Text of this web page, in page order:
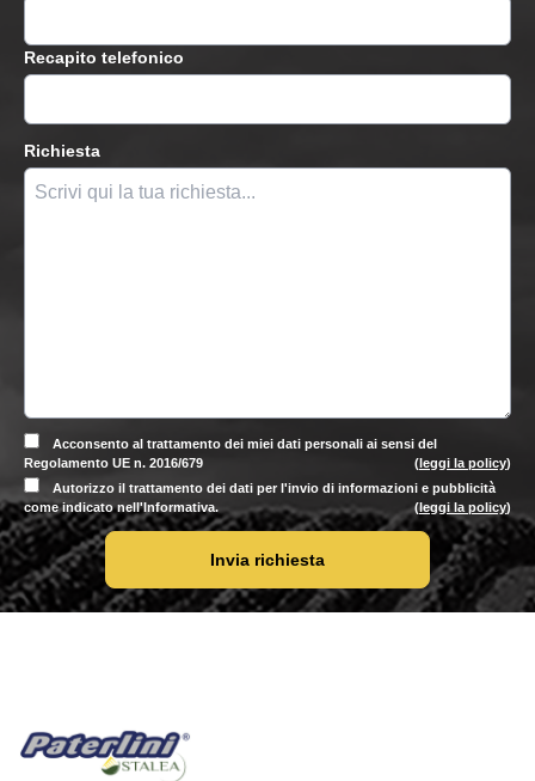
Recapito telefonico
Richiesta
Acconsento al trattamento dei miei dati personali ai sensi del
Regolamento UE n. 2016/679
(leggi la policy)
Autorizzo il trattamento dei dati per l'invio di informazioni e pubblicità
come indicato nell'Informativa.
(leggi la policy)
Invia richiesta